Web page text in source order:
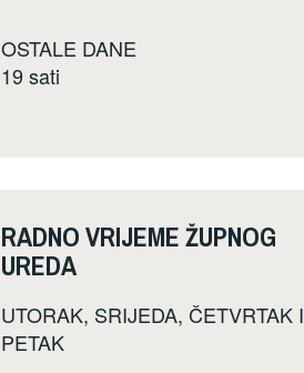
OSTALE DANE
19 sati
RADNO VRIJEME ŽUPNOG
UREDA
UTORAK, SRIJEDA, ČETVRTAK I
PETAK